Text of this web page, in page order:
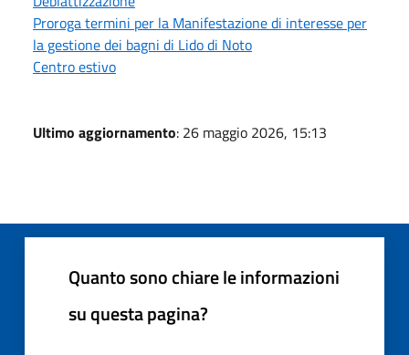
Proroga termini per la Manifestazione di interesse per
la gestione dei bagni di Lido di Noto
Centro estivo
Ultimo aggiornamento: 26 maggio 2026, 15:13
Quanto sono chiare le informazioni
su questa pagina?